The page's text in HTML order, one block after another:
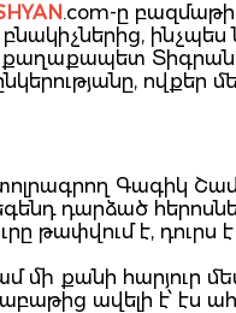
.com-ը
քաղաքապետ
ովքեր
Գագիկ
դարձած
թափվում է, դուրս
մի քանի հարյուր
ավելի է՝ էս